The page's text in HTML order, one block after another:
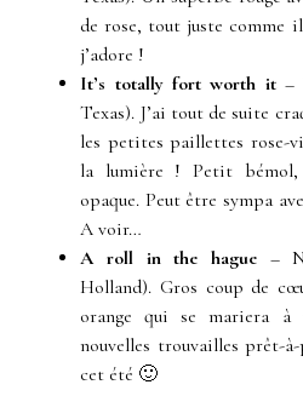
de rose, tout juste comme
j’adore !
It’s totally fort worth it–
Texas). J’ai tout de suite
les petites paillettes rose-
la lumière ! Petit
opaque. Peut être sympa
A voir…
A roll in the hague –
Holland). Gros coup de
orange qui se mariera à
nouvelles trouvailles prêt-
cet été 🙂